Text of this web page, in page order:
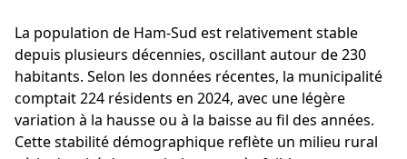
La population de Ham-Sud est relativement stable
depuis plusieurs décennies, oscillant autour de 230
habitants. Selon les données récentes, la municipalité
comptait 224 résidents en 2024, avec une légère
variation à la hausse ou à la baisse au fil des années.
Cette stabilité démographique reflète un milieu rural